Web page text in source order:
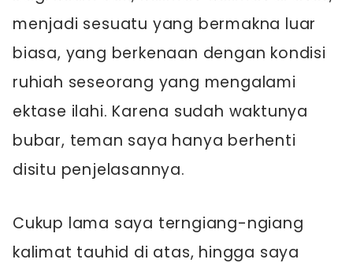
menjadi sesuatu yang bermakna luar
biasa, yang berkenaan dengan kondisi
ruhiah seseorang yang mengalami
ektase ilahi. Karena sudah waktunya
bubar, teman saya hanya berhenti
disitu penjelasannya.
Cukup lama saya terngiang-ngiang
kalimat tauhid di atas, hingga saya